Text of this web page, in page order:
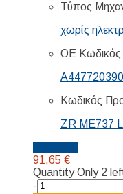
Τύπος
χωρίς
ΟΕ Κωδικός
Κωδικός
ZR ME737 L
91,65 €
QuantityOnly 2
-